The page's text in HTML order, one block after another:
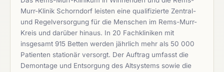
Murr-Klinik Schorndorf leisten eine qualifizierte Zentral-
und Regelversorgung für die Menschen im Rems-Murr-
Kreis und darüber hinaus. In 20 Fachkliniken mit
insgesamt 915 Betten werden jährlich mehr als 50 000
Patienten stationär versorgt. Der Auftrag umfasst die
Demontage und Entsorgung des Altsystems sowie die